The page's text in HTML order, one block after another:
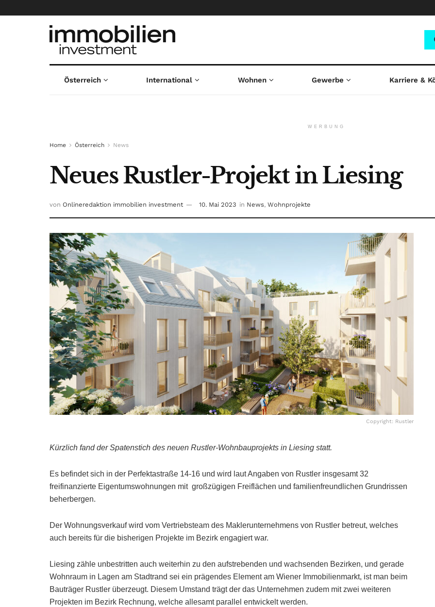
Österreich International Wohnen Gewerbe Karriere &
WERBUNG
Home Österreich News
Neues Rustler-Projekt in Liesing
von Onlineredaktion immobilien investment 10. Mai 2023 in News, Wohnprojekte
Copyright: Rustler
Kürzlich fand der Spatenstich des neuen Rustler-Wohnbauprojekts in Liesing statt.
Es befindet sich in der Perfektastraße 14-16 und wird laut Angaben von Rustler insgesamt 32
freifinanzierte Eigentumswohnungen mit großzügigen Freiflächen und familienfreundlichen Grundrissen
beherbergen.
Der Wohnungsverkauf wird vom Vertriebsteam des Maklerunternehmens von Rustler betreut, welches
auch bereits für die bisherigen Projekte im Bezirk engagiert war.
Liesing zähle unbestritten auch weiterhin zu den aufstrebenden und wachsenden Bezirken, und gerade
Wohnraum in Lagen am Stadtrand sei ein prägendes Element am Wiener Immobilienmarkt, ist man beim
Bauträger Rustler überzeugt. Diesem Umstand trägt der das Unternehmen zudem mit zwei weiteren
Projekten im Bezirk Rechnung, welche allesamt parallel entwickelt werden.